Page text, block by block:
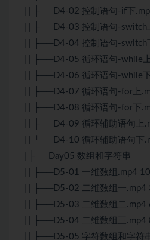
| | ├──D4-02 控制语句-if下
| | ├──D4-03 控制语句-switch
| | ├──D4-04 控制语句-switch
| | ├──D4-05 循环语句-while
| | ├──D4-06 循环语句-while
| | ├──D4-07 循环语句-for上
| | ├──D4-08 循环语句-for下
| | ├──D4-09 循环辅助语句上
| | └──D4-10 循环辅助语句下
| ├──Day05 数组和字符串
| | ├──D5-01 一维数组.mp4
| | ├──D5-02 二维数组一.mp4
| | ├──D5-03 二维数组二.mp4
| | ├──D5-04 二维数组三.mp4
| | ├──D5-05 字符数组和字符